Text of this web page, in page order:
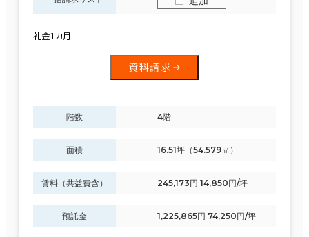
礼金1カ月
資料請求
階数 4階
面積 16.51坪（54.579㎡）
賃料（共益費含） 245,173円 14,850円/坪
預託金 1,225,865円 74,250円/坪